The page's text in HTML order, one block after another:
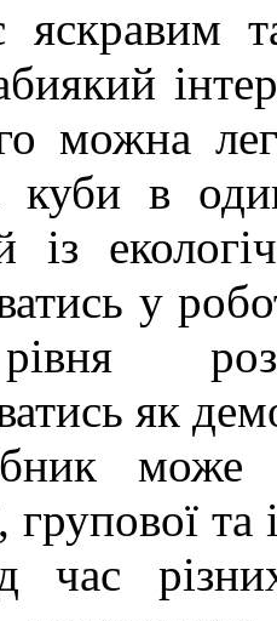
яскравим
можна
куби в
із
у
як
може
та
час